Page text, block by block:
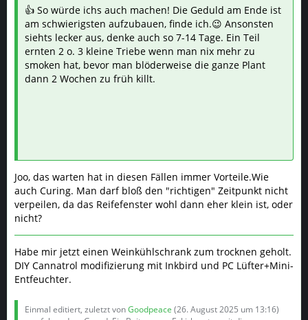
siehts lecker aus, denke auch so 7-14 Tage. Ein Teil
ernten 2 o. 3 kleine Triebe wenn man nix mehr zu
smoken hat, bevor man blöderweise die ganze Plant
dann 2 Wochen zu früh killt.
nicht?
Habe mir jetzt einen Weinkühlschrank zum trocknen geholt.
DIY Cannatrol modifizierung mit Inkbird und PC Lüfter+Mini-
Entfeuchter.
Einmal editiert, zuletzt vonGoodpeace(26. August 2025 um 13:16)
aus folgendem Grund: Ein Beitrag von Fakirkrauter mit diesem
Beitrag zusammengefügt.